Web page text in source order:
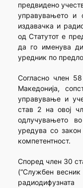
предвидено
управувањето и
издавачка и
од Статутот е
да го именува
уредник по
Согласно член
Македонија,
управување и
став 2 на овој
одлучувањето
уредува со
компетентност.
Според член 30
(“Службен